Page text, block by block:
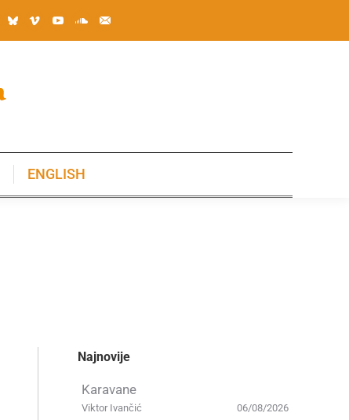
ENGLISH
Najnovije
Karavane
06/08/2026
Viktor Ivančić
ENGLISH